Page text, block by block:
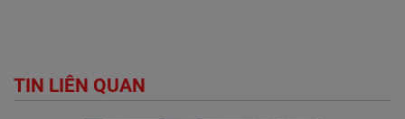
TIN LIÊN QUAN